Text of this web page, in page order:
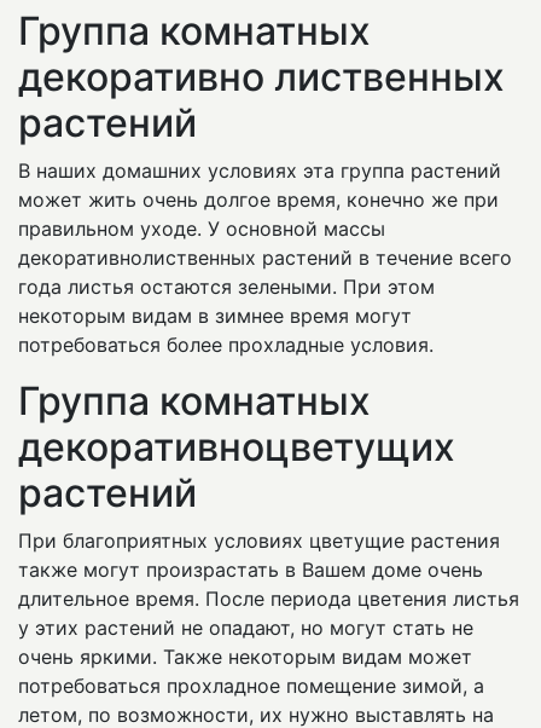
Группа комнатных
декоративно лиственных
растений
В наших домашних условиях эта группа растений
может жить очень долгое время, конечно же при
правильном уходе. У основной массы
декоративнолиственных растений в течение всего
года листья остаются зелеными. При этом
некоторым видам в зимнее время могут
потребоваться более прохладные условия.
Группа комнатных
декоративноцветущих
растений
При благоприятных условиях цветущие растения
также могут произрастать в Вашем доме очень
длительное время. После периода цветения листья
у этих растений не опадают, но могут стать не
очень яркими. Также некоторым видам может
потребоваться прохладное помещение зимой, а
летом, по возможности, их нужно выставлять на